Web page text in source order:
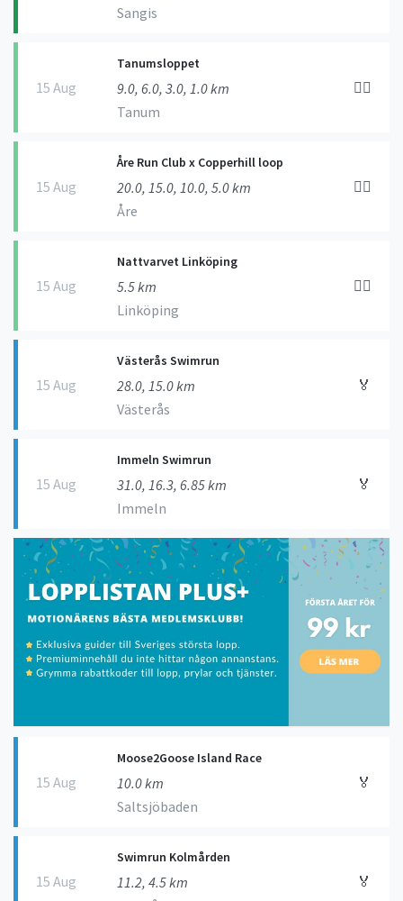
Sangis
15 Aug
Tanumsloppet
9.0, 6.0, 3.0, 1.0 km
Tanum
🏃‍♀️
15 Aug
Åre Run Club x Copperhill loop
20.0, 15.0, 10.0, 5.0 km
Åre
🏃‍♀️
15 Aug
Nattvarvet Linköping
5.5 km
Linköping
🏃‍♀️
15 Aug
Västerås Swimrun
28.0, 15.0 km
Västerås
🏅
15 Aug
Immeln Swimrun
31.0, 16.3, 6.85 km
Immeln
🏅
15 Aug
Moose2Goose Island Race
10.0 km
Saltsjöbaden
🏅
15 Aug
Swimrun Kolmården
11.2, 4.5 km
🏅